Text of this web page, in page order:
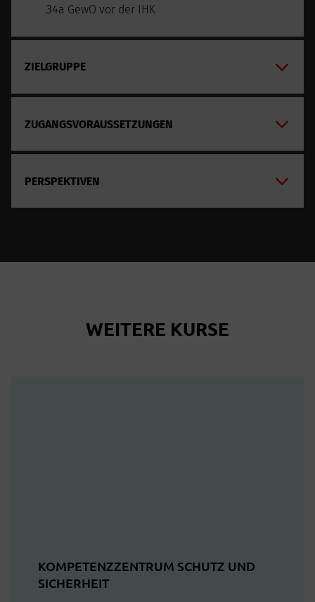
34a GewO vor der IHK
ZIELGRUPPE
ZUGANGSVORAUSSETZUNGEN
PERSPEKTIVEN
WEITERE KURSE
KOMPETENZZENTRUM SCHUTZ UND
SICHERHEIT